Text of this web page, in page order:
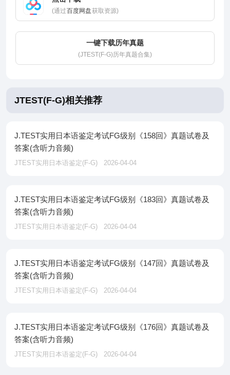
(通过百度网盘获取资源)
一键下载历年真题
(JTEST(F-G)历年真题合集)
JTEST(F-G)相关推荐
J.TEST实用日本语鉴定考试FG级别《158回》真题试卷及
答案(含听力音频)
JTEST实用日本语鉴定(F-G) 2026-04-04
J.TEST实用日本语鉴定考试FG级别《183回》真题试卷及
答案(含听力音频)
JTEST实用日本语鉴定(F-G) 2026-04-04
J.TEST实用日本语鉴定考试FG级别《147回》真题试卷及
答案(含听力音频)
JTEST实用日本语鉴定(F-G) 2026-04-04
J.TEST实用日本语鉴定考试FG级别《176回》真题试卷及
答案(含听力音频)
JTEST实用日本语鉴定(F-G) 2026-04-04